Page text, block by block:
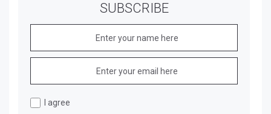
SUBSCRIBE
I agree